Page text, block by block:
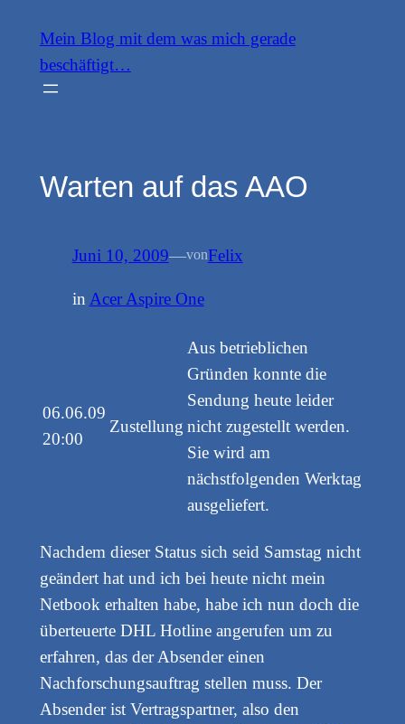
Inhalt
springen
Mein Blog mit dem was mich gerade
beschäftigt…
Warten auf das AAO
Juni 10, 2009—vonFelix
in Acer Aspire One
06.06.09
20:00
Zustellung
Aus betrieblichen
Gründen konnte die
Sendung heute leider
nicht zugestellt werden.
Sie wird am
nächstfolgenden Werktag
ausgeliefert.
Nachdem dieser Status sich seid Samstag nicht
geändert hat und ich bei heute nicht mein
Netbook erhalten habe, habe ich nun doch die
überteuerte DHL Hotline angerufen um zu
erfahren, das der Absender einen
Nachforschungsauftrag stellen muss. Der
Absender ist Vertragspartner, also den